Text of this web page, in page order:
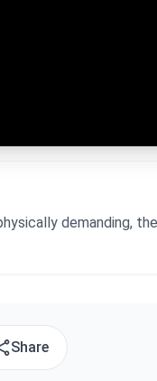
demanding,
Share